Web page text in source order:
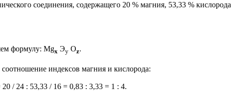
соединения, содержащего 20 % магния, 53,33 %
формулу: Mgx Эy Оz.
индексов магния и кислорода:
20 / 24 : 53,33 / 16 = 0,83 : 3,33 = 1 : 4.